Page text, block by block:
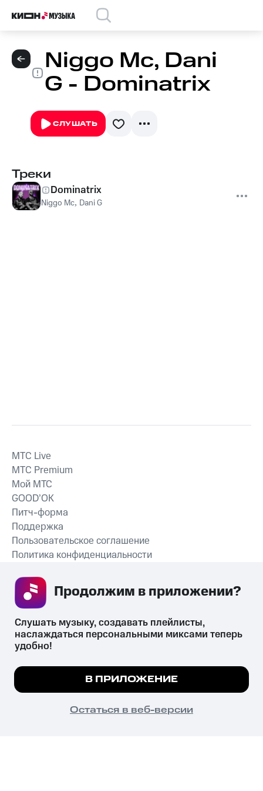
Niggo Mc, Dani
G - Dominatrix
СЛУШАТЬ
Треки
Dominatrix
Niggo Mc, Dani G
СКАЧАТЬ ПРИЛОЖЕНИЕ
MTС Live
MTС Premium
Мой МТС
GOOD’OK
Питч-форма
Поддержка
Пользовательское соглашение
Политика конфиденциальности
психотропных веществ, их аналогов причиняет вред здоровью,
их незаконный оборот запрещён и влечёт установленную
законодательством ответственность.
© 2026 ООО «КИОН».
Все права защищены
Мы используем куки, чтобы на сайте все
Подробнее
ПОНЯТНО
Слушать музыку, создавать плейлисты,
наслаждаться персональными миксами теперь
удобно!
В ПРИЛОЖЕНИЕ
Остаться в веб-версии